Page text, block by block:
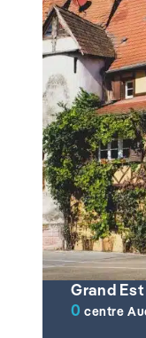
Grand Est
0 centre